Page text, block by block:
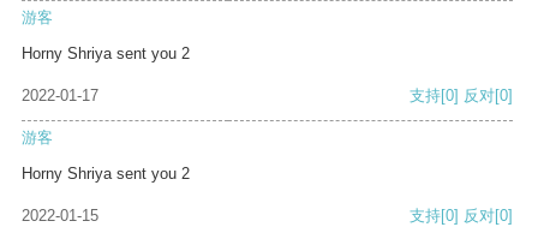
游客
Horny Shriya sent you 2
2022-01-17 支持[0] 反对[0]
游客
Horny Shriya sent you 2
2022-01-15 支持[0] 反对[0]